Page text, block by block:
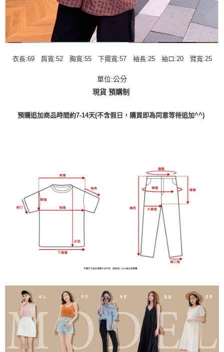
衣長:69 肩寬:52 胸寬:55 下擺寬:57 袖長:25 袖口:20 臂寬:25
單位:公分
現貨 預購制
預購追加商品時間約7-14天(不含假日，購買即為同意等待追加^^)